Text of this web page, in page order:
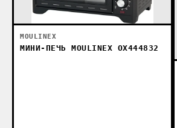
MOULINEX
МИНИ-ПЕЧЬ MOULINEX OX444832